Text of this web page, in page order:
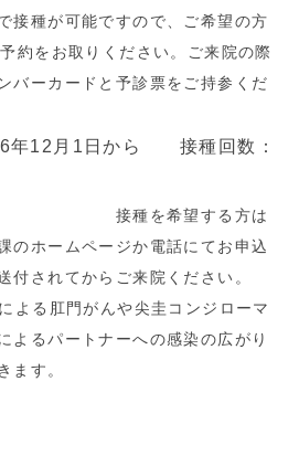
接種が可能ですので、ご希望の方
約をお取りください。ご来院の際
バーカードと予診票をご持参くだ
6年12月1日から 接種回数：
望する方は
のホームページか電話にてお申込
付されてからご来院ください。
よる肛門がんや尖圭コンジローマ
よるパートナーへの感染の広がり
ます。